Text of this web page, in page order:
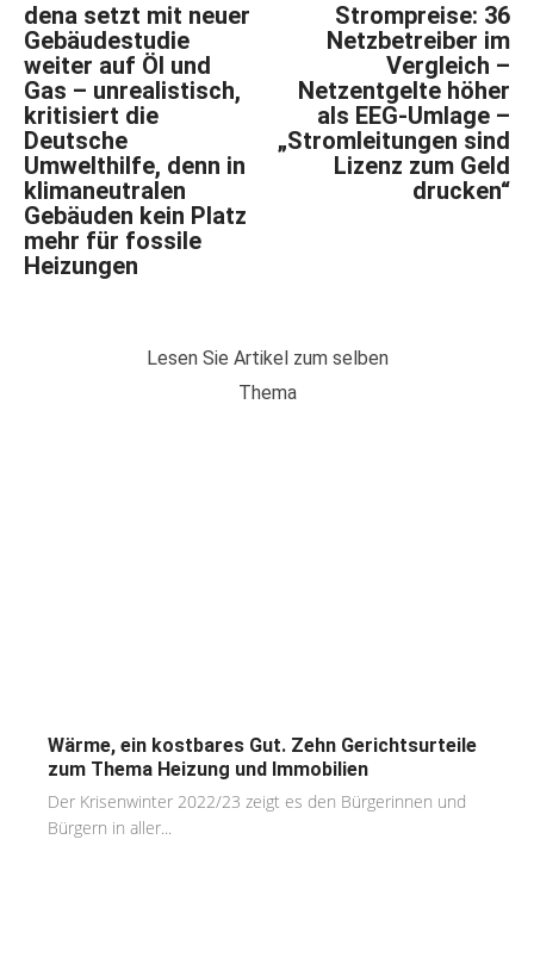
dena setzt mit neuer
Gebäudestudie
weiter auf Öl und
Gas – unrealistisch,
kritisiert die
Deutsche
Umwelthilfe, denn in
klimaneutralen
Gebäuden kein Platz
mehr für fossile
Heizungen
Strompreise: 36
Netzbetreiber im
Vergleich –
Netzentgelte höher
als EEG-Umlage –
„Stromleitungen sind
Lizenz zum Geld
drucken“
Lesen Sie Artikel zum selben
Thema
Wärme, ein kostbares Gut. Zehn Gerichtsurteile
zum Thema Heizung und Immobilien
Der Krisenwinter 2022/23 zeigt es den Bürgerinnen und
Bürgern in aller...